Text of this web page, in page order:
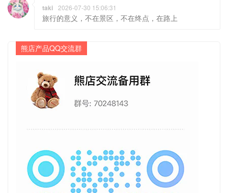
taki 2026-07-30 15:06:31
旅行的意义，不在景区，不在终点，在路上
熊店产品QQ交流群